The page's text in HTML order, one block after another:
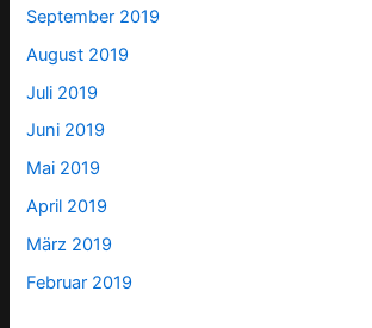
September 2019
August 2019
Juli 2019
Juni 2019
Mai 2019
April 2019
März 2019
Februar 2019